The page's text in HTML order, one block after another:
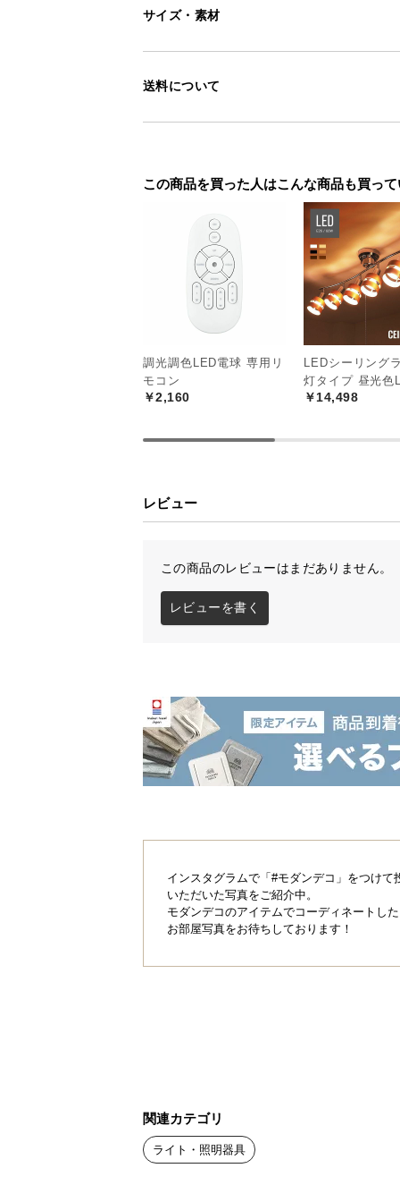
サイズ・素材
送料について
この商品を買った人はこんな商品も買っ
調光調色LED電球 専用リ
モコン
￥2,160
LEDシーリング
灯タイプ 昼光色
￥14,498
レビュー
この商品のレビューはまだありません。
レビューを書く
インスタグラムで「#モダンデコ」をつけて
いただいた写真をご紹介中。
モダンデコのアイテムでコーディネートし
お部屋写真をお待ちしております！
関連カテゴリ
ライト・照明器具